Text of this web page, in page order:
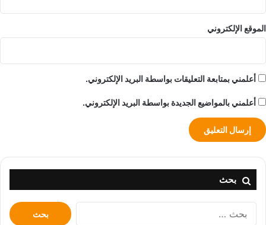
الموقع الإلكتروني
أعلمني بمتابعة التعليقات بواسطة البريد الإلكتروني.
أعلمني بالمواضيع الجديدة بواسطة البريد الإلكتروني.
بحث
البحث
عن: